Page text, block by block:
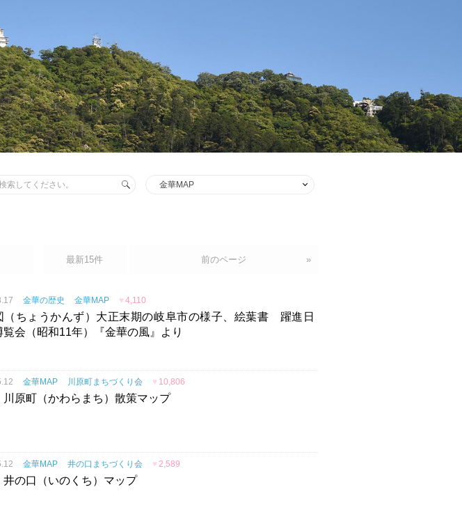
最新15件 前のページ »
金華の歴史 金華MAP ♥ 4,110
（ちょうかんず）大正末期の岐阜市の様子、絵葉書 躍進日
覧会（昭和11年）『金華の風』より
金華MAP 川原町まちづくり会 ♥ 10,806
川原町（かわらまち）散策マップ
金華MAP 井の口まちづくり会 ♥ 2,589
井の口（いのくち）マップ